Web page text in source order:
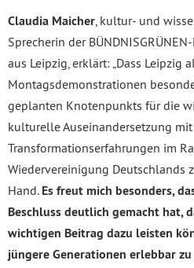
Claudia Maicher , kultur- und
Sprecherin der
aus Leipzig, erklärt: „Dass Leipzig
Montagsdemonstrationen
geplanten Knotenpunkts für die
kulturelle Auseinandersetzung mit
Transformationserfahrungen im
Wiedervereinigung Deutschlands
Hand. Es freut mich besonders,
Beschluss deutlich gemacht hat,
wichtigen Beitrag dazu leisten
jüngere Generationen erlebbar